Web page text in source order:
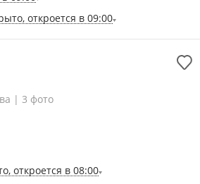
откроется в 09:00
| 3 фото
откроется в 08:00